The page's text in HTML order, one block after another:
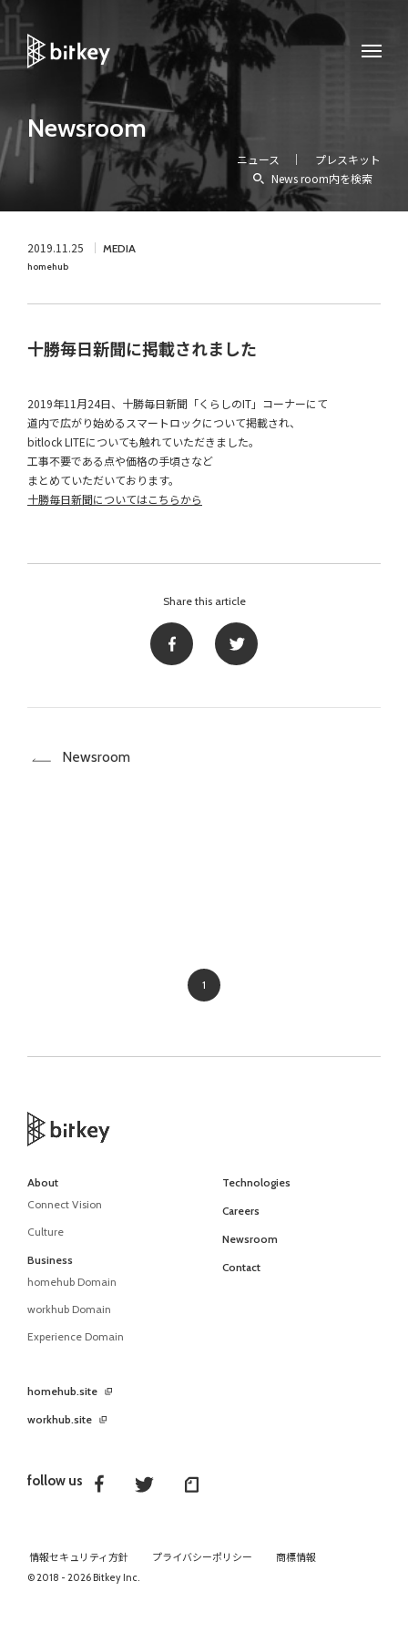
Newsroom
ニュース
プレスキット
News room内を検索
2019.11.25 MEDIA
homehub
十勝毎日新聞に掲載されました
2019年11月24日、十勝毎日新聞「くらしのIT」コーナーにて
道内で広がり始めるスマートロックについて掲載され、
bitlock LITEについても触れていただきました。
工事不要である点や価格の手頃さなど
まとめていただいております。
十勝毎日新聞についてはこちらから
Share this article
Newsroom
1
follow us
About
Connect Vision
Culture
Business
homehub Domain
workhub Domain
Experience Domain
Technologies
Careers
Newsroom
Contact
homehub.site
workhub.site
情報セキュリティ方針 プライバシーポリシー
商標情報
© 2018 - 2026 Bitkey Inc.